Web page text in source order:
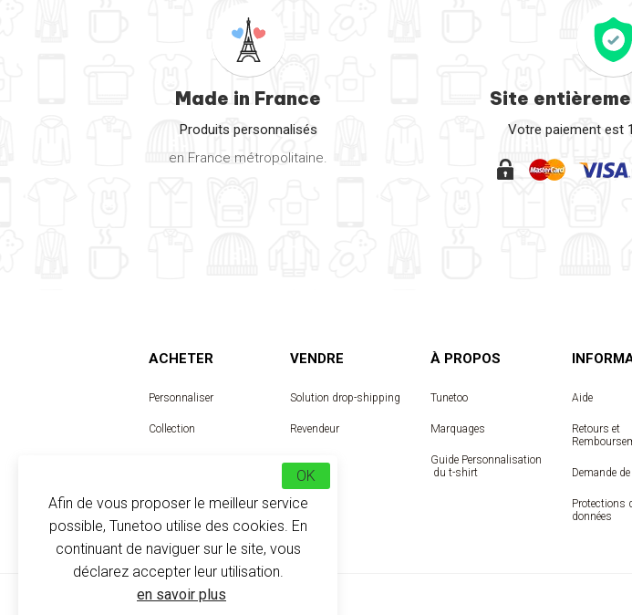
Made in France
Produits personnalisés
en France métropolitaine.
Site
Votre paiement est
ACHETER
Personnaliser
Collection
VENDRE
Solution drop-shipping
Revendeur
Designer
À PROPOS
Tunetoo
Marquages
Guide Personnalisation
du t-shirt
Aide
Retours et
Demande
Protections
données
Afin de vous proposer le meilleur service
possible, Tunetoo utilise des cookies. En
continuant de naviguer sur le site, vous
déclarez accepter leur utilisation.
en savoir plus
OK